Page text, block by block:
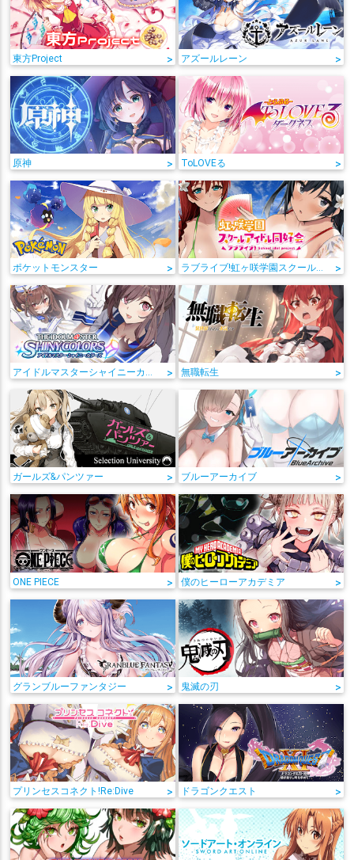
東方Project > アズールレーン >
原神 > ToLOVEる >
ポケットモンスター > ラブライブ!虹ヶ咲学園スクールアイドル同好会 >
アイドルマスターシャイニーカラーズ > 無職転生 >
ガールズ&パンツァー > ブルーアーカイブ >
ONE PIECE > 僕のヒーローアカデミア >
グランブルーファンタジー > 鬼滅の刃 >
プリンセスコネクト!Re:Dive > ドラゴンクエスト >